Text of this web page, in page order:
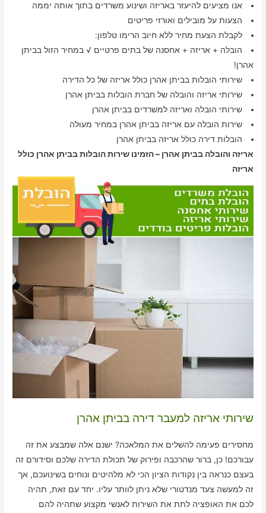
אנו מציעים להיעזר באריזה ושינוע משרדים בתוך אותה יממה
הצעות על מובילים ואורזי פריטים
לקבלת הצעת מחיר ללא חיוב הרימו טלפון:
הובלה + אריזה + אחסנה של בתים פרטיים √ במחיר הזול בביתן
אהרן!
שירותי הובלות בביתן אהרן כולל אריזה של כל הדירה
שירותי אריזה והובלה של חברת הובלות בביתן אהרן
שירותי הובלה ואריזה למשרדים בביתן אהרן
שירות הובלה עם אריזה בביתן אהרן במחיר מעולה
הובלות דירה כולל אריזה בביתן אהרן
אריזה והובלה בביתן אהרן – הזמינו שירות הובלות בביתן אהרן כולל
אריזה
שירותי אריזה למעבר דירה בביתן אהרן
מחסירים פעימה להשלים את המלאכה? ישנם אלה שמבצע את זה
עבורכם! כן, ברור שהרכבה ופירוק של תכולת הדירה שלכם וסידורם זה
בעצם כנראה בין נקודות הציון הכי לא מלהיטים ונוחים בשינועכם, אך
זה למעשה צעד מנדטורי שלא ניתן לוותר עליו. יחד עם זאת, תהיה
לכם את האופציה לתת את השירות לאנשי מקצוע שתהיה להם